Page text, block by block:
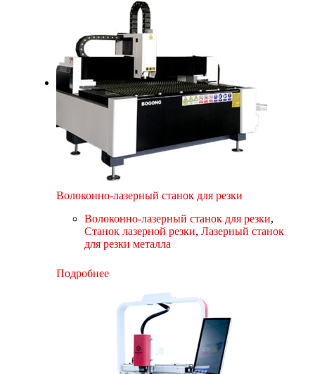
Волоконно-лазерный станок для резки
Волоконно-лазерный станок для резки,
Станок лазерной резки,Лазерный станок
для резки металла
Подробнее